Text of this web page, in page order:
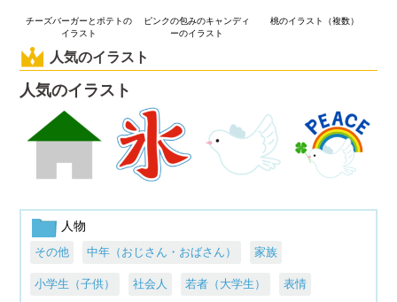
チーズバーガーとポテトの
イラスト
ピンクの包みのキャンディ
ーのイラスト
桃のイラスト（複数）
人気のイラスト
人気のイラスト
人物
その他 中年（おじさん・おばさん） 家族
小学生（子供） 社会人 若者（大学生） 表情